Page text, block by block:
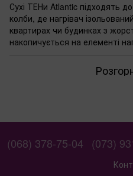
Сухі ТЕНи Atlantic підходять
колби, де нагрівач
квартирах чи будинках з
накопичується на елементі
замінюють його на сухий
Потужність сухого
Потужність сухих ТЕНів
(068) 378-75-04 (073)